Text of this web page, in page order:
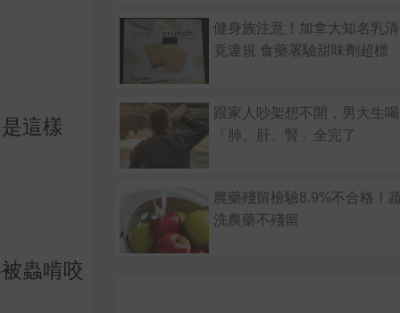
這樣
蟲啃咬
健身族注意！加拿大知名乳
竟違規 食藥署驗甜味劑超標
跟家人吵架想不開，男大生
「肺、肝、腎」全完了
農藥殘留檢驗8.9%不合格！
洗農藥不殘留